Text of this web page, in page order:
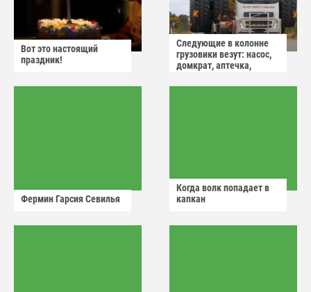
Вот это настоящий
праздник!
Следующие в колонне
грузовики везут: насос,
домкрат, аптечка,
Фермин Гарсия Севилья
Когда волк попадает в
капкан